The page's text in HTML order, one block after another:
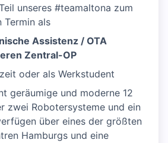
unseres #teamaltona zum
Termin als
Assistenz / OTA
Zentral-OP
oder als Werkstudent
geräumige und moderne 12
zwei Robotersysteme und ein
über eines der größten
Hamburgs und eine